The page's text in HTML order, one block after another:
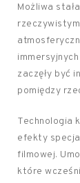
Możliwa
zaczęły być
pomiędzy
Technologia
efekty
filmowej.
które